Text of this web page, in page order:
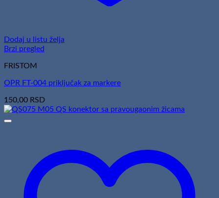
Dodaj u listu želja
Brzi pregled
FRISTOM
OPR FT-004 priključak za markere
150,00 RSD